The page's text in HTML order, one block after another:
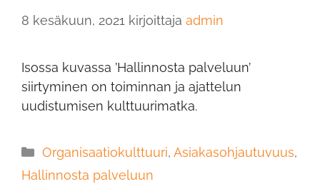
8 kesäkuun, 2021 kirjoittaja admin
Isossa kuvassa ’Hallinnosta palveluun’
siirtyminen on toiminnan ja ajattelun
uudistumisen kulttuurimatka.
Organisaatiokulttuuri, Asiakasohjautuvuus,
Hallinnosta palveluun